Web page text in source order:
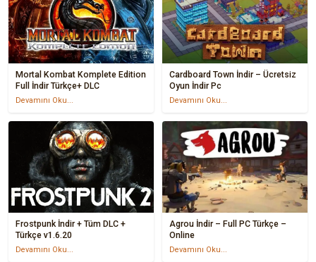
Mortal Kombat Komplete Edition
Full İndir Türkçe+ DLC
Devamını Oku...
Cardboard Town İndir – Ücretsiz
Oyun İndir Pc
Devamını Oku...
Frostpunk İndir + Tüm DLC +
Türkçe v1.6.20
Devamını Oku...
Agrou İndir – Full PC Türkçe –
Online
Devamını Oku...